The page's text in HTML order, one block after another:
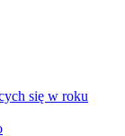
się w roku